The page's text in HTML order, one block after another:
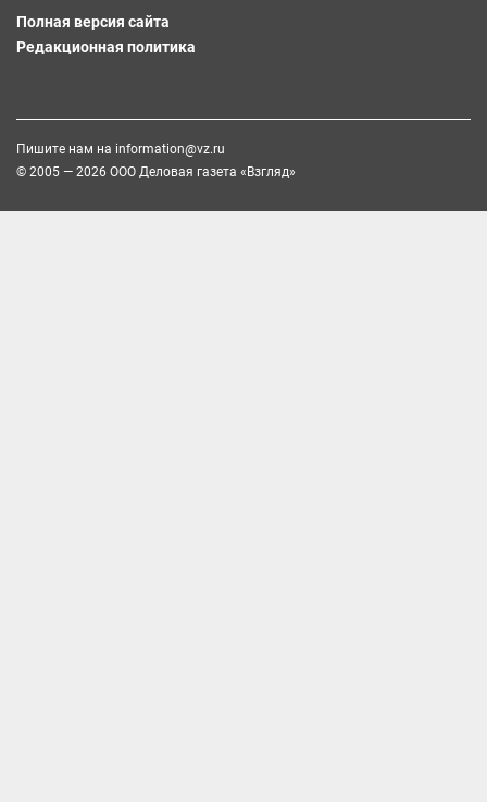
Полная версия сайта
Редакционная политика
Пишите нам на information@vz.ru
© 2005 — 2026 ООО Деловая газета «Взгляд»